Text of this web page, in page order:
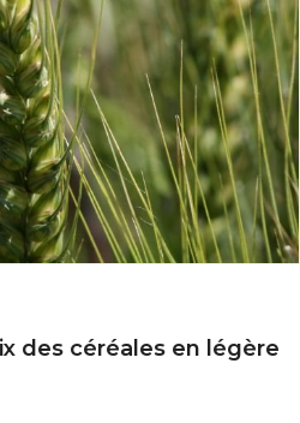
des céréales en légère